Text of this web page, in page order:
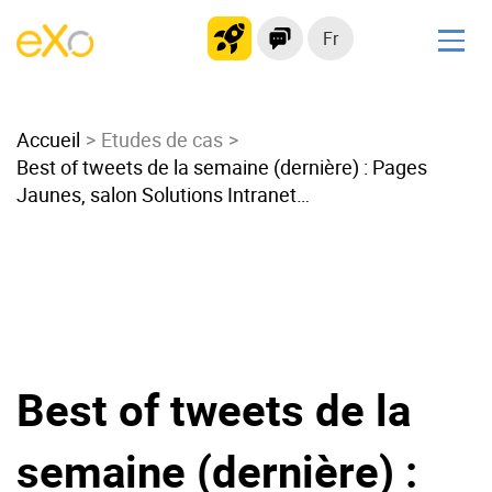
Fr
Intranet moderne
Plateforme collaborative
Réseau social
Migrer vers eXo Platform
Produit
Accueil
Etudes de cas
Best of tweets de la semaine (dernière) : Pages
Jaunes, salon Solutions Intranet…
Best of tweets de la
semaine (dernière) :